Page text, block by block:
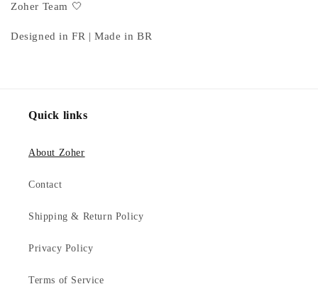
Zoher Team 🤍
Designed in FR | Made in BR
Quick links
About Zoher
Contact
Shipping & Return Policy
Privacy Policy
Terms of Service